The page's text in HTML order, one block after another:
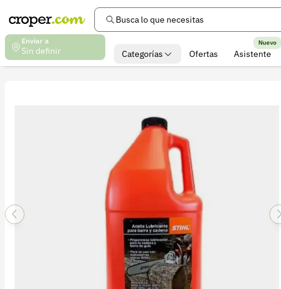
Busca lo que necesitas
Enviar a
Sin definir Categorías Ofertas Asistente
Nuevo